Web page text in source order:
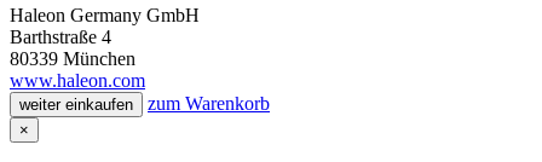
Haleon Germany GmbH
Barthstraße 4
80339 München
www.haleon.com
weiter einkaufen zum Warenkorb
×